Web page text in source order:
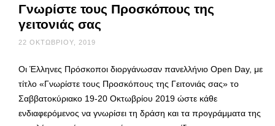
Γνωρίστε τους Προσκόπους της
γειτονιάς σας
22 ΟΚΤΩΒΡΊΟΥ, 2019
Οι Έλληνες Πρόσκοποι διοργάνωσαν πανελλήνιο Open Day, με
τίτλο «Γνωρίστε τους Προσκόπους της Γειτονιάς σας» το
Σαββατοκύριακο 19-20 Οκτωβρίου 2019 ώστε κάθε
ενδιαφερόμενος να γνωρίσει τη δράση και τα προγράμματα της